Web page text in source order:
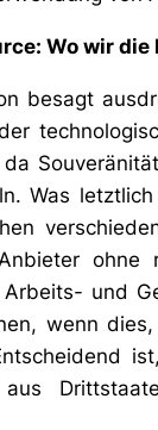
Wo wir
besagt
Was
ohne
und
wenn
aus